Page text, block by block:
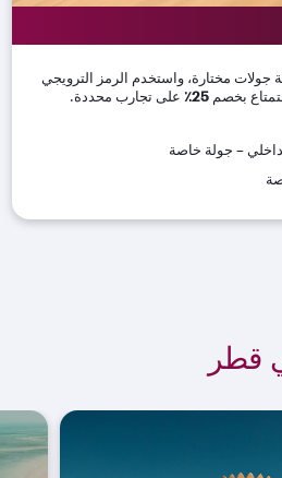
جولات مختارة، واستخدم الرمز الترويجي
بخصم25٪ على تجارب محددة.
– جولة خاصة
قطر